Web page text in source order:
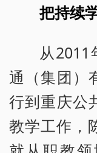
把持续
从
通（集团）
行到重庆公
教学工作，